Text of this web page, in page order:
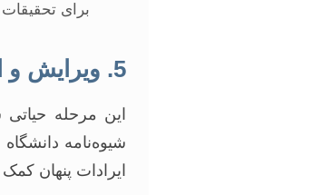
برای
5. ویرایش و اصلاح نهایی
این مرحله
شیوه‌نامه
ایرادات پنهان